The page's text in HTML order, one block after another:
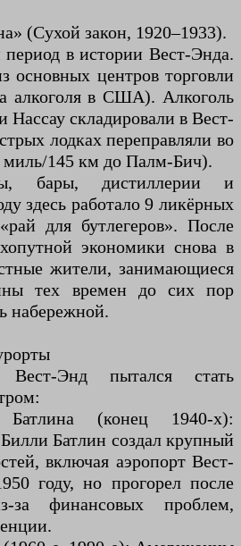
(Сухой закон, 1920–1933).
в истории Вест-Энда.
основных центров торговли
алкоголя в США). Алкоголь
складировали в Вест-
лодках переправляли во
миль/145 км до Палм-Бич).
бары, дистиллерии и
здесь работало 9 ликёрных
для бутлегеров». После
экономики снова в
жители, занимающиеся
тех времен до сих пор
набережной.
Энд пытался стать
(конец 1940-х):
Батлин создал крупный
включая аэропорт Вест-
году, но прогорел после
за финансовых проблем,